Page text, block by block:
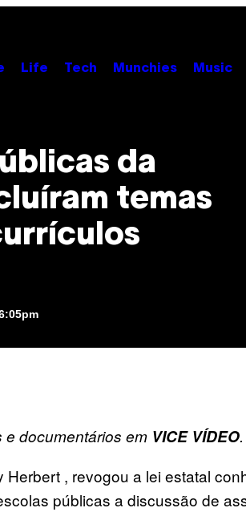
Life Tech Munchies Music
da
temas
e documentários em VICE VÍDEO.
, revogou a lei estatal
públicas a discussão de